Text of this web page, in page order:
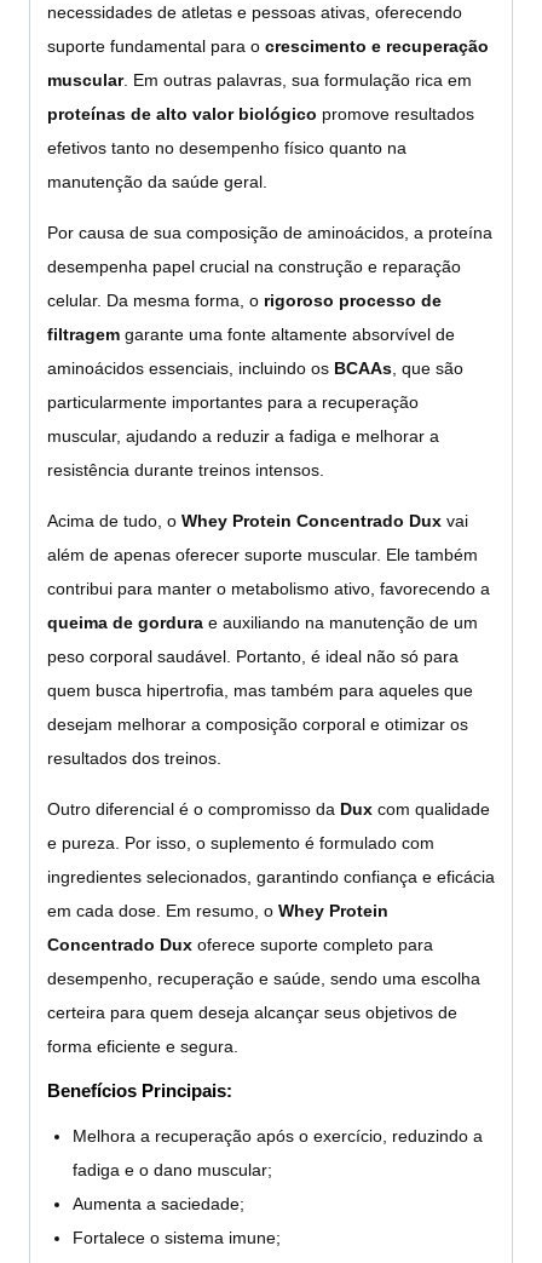
necessidades de atletas e pessoas ativas, oferecendo
suporte fundamental para o crescimento e recuperação
muscular. Em outras palavras, sua formulação rica em
proteínas de alto valor biológico promove resultados
efetivos tanto no desempenho físico quanto na
manutenção da saúde geral.
Por causa de sua composição de aminoácidos, a proteína
desempenha papel crucial na construção e reparação
celular. Da mesma forma, o rigoroso processo de
filtragem garante uma fonte altamente absorvível de
aminoácidos essenciais, incluindo os BCAAs , que são
particularmente importantes para a recuperação
muscular, ajudando a reduzir a fadiga e melhorar a
resistência durante treinos intensos.
Acima de tudo, o Whey Protein Concentrado Dux vai
além de apenas oferecer suporte muscular. Ele também
contribui para manter o metabolismo ativo, favorecendo a
queima de gordura e auxiliando na manutenção de um
peso corporal saudável. Portanto, é ideal não só para
quem busca hipertrofia, mas também para aqueles que
desejam melhorar a composição corporal e otimizar os
resultados dos treinos.
Outro diferencial é o compromisso da Dux com qualidade
e pureza. Por isso, o suplemento é formulado com
ingredientes selecionados, garantindo confiança e eficácia
em cada dose. Em resumo, o Whey Protein
Concentrado Dux oferece suporte completo para
desempenho, recuperação e saúde, sendo uma escolha
certeira para quem deseja alcançar seus objetivos de
forma eficiente e segura.
Benefícios Principais:
Melhora a recuperação após o exercício, reduzindo a
fadiga e o dano muscular;
Aumenta a saciedade;
Fortalece o sistema imune;